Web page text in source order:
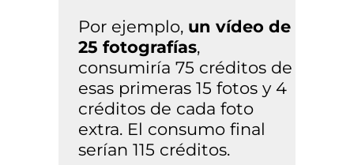
Por ejemplo, un vídeo de
25 fotografías,
consumiría 75 créditos de
esas primeras 15 fotos y 4
créditos de cada foto
extra. El consumo final
serían 115 créditos.